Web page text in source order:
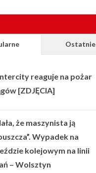
Ostatnie
reaguje na pożar
[ZDJĘCIA]
że maszynista ją
Wypadek na
kolejowym na linii
– Wolsztyn